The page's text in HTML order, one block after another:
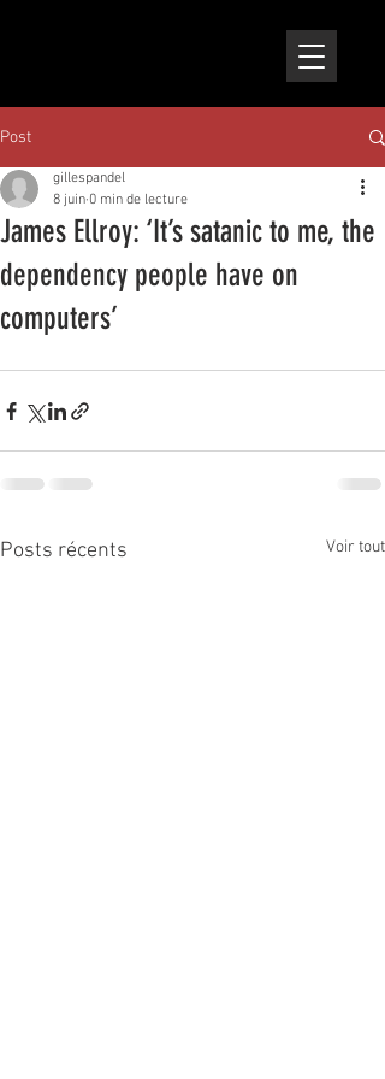
Post
James Ellroy: ‘It’s satanic to me, the
dependency people have on
computers’
gillespandel
8 juin 0 min de lecture
Posts récents Voir tout